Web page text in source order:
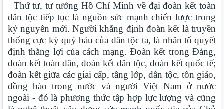
Thứ tư, tư tưởng Hồ Chí Minh về đại đoàn kết toàn
dân tộc tiếp tục là nguồn sức mạnh chiến lược trong
kỷ nguyên mới. Người khẳng định đoàn kết là truyền
thống cực kỳ quý báu của dân tộc ta, là nhân tố quyết
định thắng lợi của cách mạng. Đoàn kết trong Đảng,
đoàn kết toàn dân, đoàn kết dân tộc, đoàn kết quốc tế;
đoàn kết giữa các giai cấp, tầng lớp, dân tộc, tôn giáo,
đồng bào trong nước và người Việt Nam ở nước
ngoài - đó là phương thức tập hợp lực lượng và cũng